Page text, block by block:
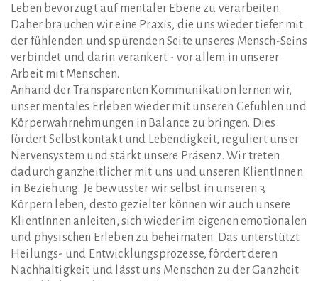
Leben bevorzugt auf mentaler Ebene zu verarbeiten.
Daher brauchen wir eine Praxis, die uns wieder tiefer mit
der fühlenden und spürenden Seite unseres Mensch-Seins
verbindet und darin verankert - vor allem in unserer
Arbeit mit Menschen.
Anhand der Transparenten Kommunikation lernen wir,
unser mentales Erleben wieder mit unseren Gefühlen und
Körperwahrnehmungen in Balance zu bringen. Dies
fördert Selbstkontakt und Lebendigkeit, reguliert unser
Nervensystem und stärkt unsere Präsenz. Wir treten
dadurch ganzheitlicher mit uns und unseren KlientInnen
in Beziehung. Je bewusster wir selbst in unseren 3
Körpern leben, desto gezielter können wir auch unsere
KlientInnen anleiten, sich wieder im eigenen emotionalen
und physischen Erleben zu beheimaten. Das unterstützt
Heilungs- und Entwicklungsprozesse, fördert deren
Nachhaltigkeit und lässt uns Menschen zu der Ganzheit